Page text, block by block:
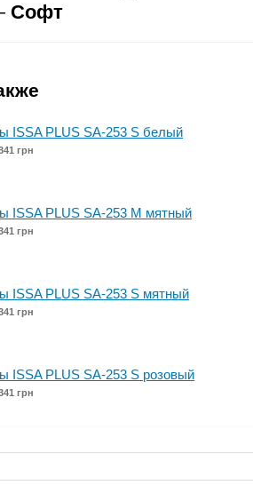
Софт
ISSA PLUS SA-253 S белый
грн
ISSA PLUS SA-253 M мятный
грн
ISSA PLUS SA-253 S мятный
грн
ISSA PLUS SA-253 S розовый
грн